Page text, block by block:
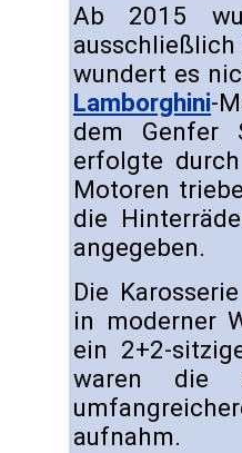
Ab 2015
ausschließlich
wundert es
Lamborghini-
dem Genfer
erfolgte
Motoren
die
angegeben.
Die
in moderner
ein 2+2-
waren die
aufnahm.